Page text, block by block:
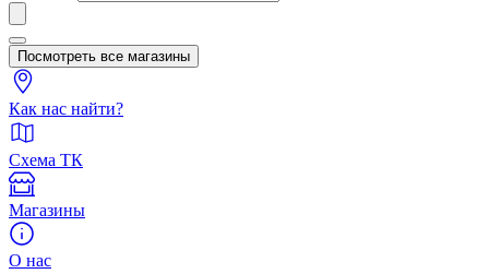
Посмотреть все магазины
Как нас найти?
Схема ТК
Магазины
О нас